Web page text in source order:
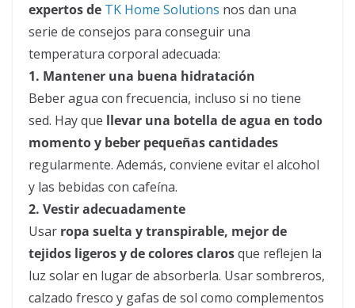
expertos de TK Home Solutions nos dan una
serie de consejos para conseguir una
temperatura corporal adecuada:
1. Mantener una buena hidratación
Beber agua con frecuencia, incluso si no tiene
sed. Hay que llevar una botella de agua en todo
momento y beber pequeñas cantidades
regularmente. Además, conviene evitar el alcohol
y las bebidas con cafeína.
2. Vestir adecuadamente
Usar ropa suelta y transpirable, mejor de
tejidos ligeros y de colores clarosque reflejen la
luz solar en lugar de absorberla. Usar sombreros,
calzado fresco y gafas de sol como complementos